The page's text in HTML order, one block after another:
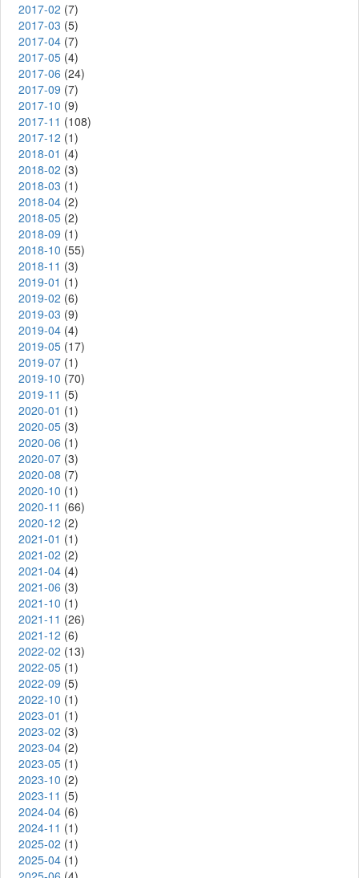
2017-02 (7)
2017-03 (5)
2017-04 (7)
2017-05 (4)
2017-06 (24)
2017-09 (7)
2017-10 (9)
2017-11 (108)
2017-12 (1)
2018-01 (4)
2018-02 (3)
2018-03 (1)
2018-04 (2)
2018-05 (2)
2018-09 (1)
2018-10 (55)
2018-11 (3)
2019-01 (1)
2019-02 (6)
2019-03 (9)
2019-04 (4)
2019-05 (17)
2019-07 (1)
2019-10 (70)
2019-11 (5)
2020-01 (1)
2020-05 (3)
2020-06 (1)
2020-07 (3)
2020-08 (7)
2020-10 (1)
2020-11 (66)
2020-12 (2)
2021-01 (1)
2021-02 (2)
2021-04 (4)
2021-06 (3)
2021-10 (1)
2021-11 (26)
2021-12 (6)
2022-02 (13)
2022-05 (1)
2022-09 (5)
2022-10 (1)
2023-01 (1)
2023-02 (3)
2023-04 (2)
2023-05 (1)
2023-10 (2)
2023-11 (5)
2024-04 (6)
2024-11 (1)
2025-02 (1)
2025-04 (1)